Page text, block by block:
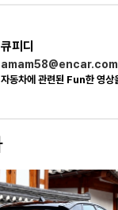
큐피디
amam58@encar.com
자동차에 관련된 Fun한 영상